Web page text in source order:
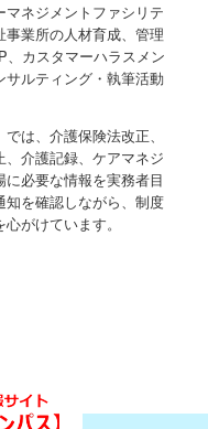
ネジメントファシリテ
業所の人材育成、管理
カスタマーハラスメン
サルティング・執筆活動
は、介護保険法改正、
介護記録、ケアマネジ
必要な情報を実務者目
を確認しながら、制度
がけています。